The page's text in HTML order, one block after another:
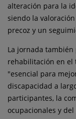
alteración para la
siendo la
precoz y un
La jornada
rehabilitación en el
"esencial para
discapacidad a
participantes, la
ocupacionales y